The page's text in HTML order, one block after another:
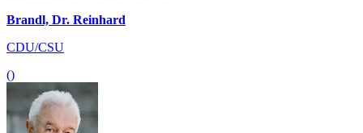
Brandl, Dr. Reinhard
CDU/CSU
()